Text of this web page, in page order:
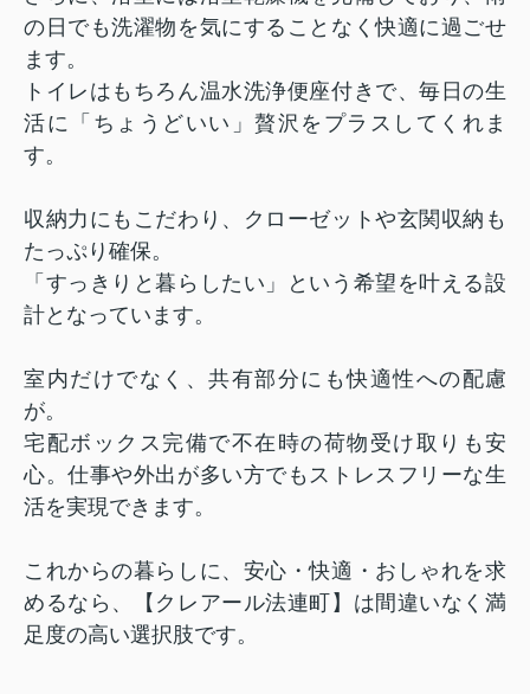
の日でも洗濯物を気にすることなく快適に過ごせ
ます。
トイレはもちろん温水洗浄便座付きで、毎日の生
活に「ちょうどいい」贅沢をプラスしてくれま
す。
収納力にもこだわり、クローゼットや玄関収納も
たっぷり確保。
「すっきりと暮らしたい」という希望を叶える設
計となっています。
室内だけでなく、共有部分にも快適性への配慮
が。
宅配ボックス完備で不在時の荷物受け取りも安
心。仕事や外出が多い方でもストレスフリーな生
活を実現できます。
これからの暮らしに、安心・快適・おしゃれを求
めるなら、【クレアール法連町】は間違いなく満
足度の高い選択肢です。